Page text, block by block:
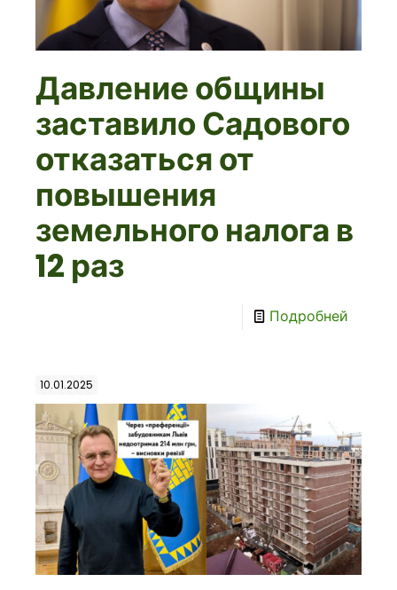
Давление общины
заставило Садового
отказаться от
повышения
земельного налога в
12 раз
Подробней
10.01.2025